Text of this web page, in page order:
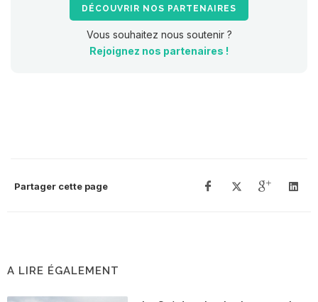
DÉCOUVRIR NOS PARTENAIRES
Vous souhaitez nous soutenir ?
Rejoignez nos partenaires !
Partager cette page
A LIRE ÉGALEMENT